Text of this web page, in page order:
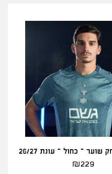
– כחול – עונת 26/27
₪229